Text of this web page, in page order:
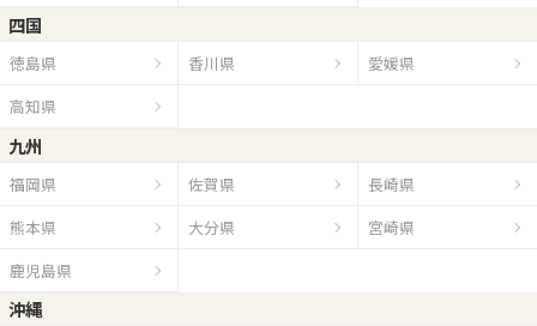
四国
徳島県 香川県
愛媛県
高知県
九州
福岡県 佐賀県
長崎県
熊本県
大分県
宮崎県
鹿児島県
沖縄